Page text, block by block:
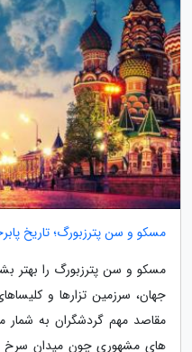
مسکو و سن پترزبورگ؛ تاریخ
مسکو و سن پترزبورگ را بهتر
جهان، سرزمین تزارها و
مقاصد مهم گردشگران به شمار
های مشهوری چون میدان سرخ و